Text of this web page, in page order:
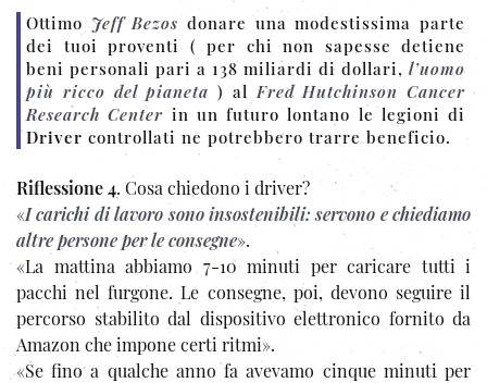
Ottimo Jeff Bezosdonare una modestissima parte
dei tuoi proventi ( per chi non sapesse detiene
beni personali pari a 138 miliardi di dollari, l’uomo
più ricco del pianeta ) alFred Hutchinson Cancer
Research Center in un futuro lontano le legioni di
Driver controllati ne potrebbero trarre beneficio.
Riflessione 4. Cosa chiedono i driver?
«I carichi di lavoro sono insostenibili: servono e chiediamo
altre persone per le consegne».
«La mattina abbiamo 7-10 minuti per caricare tutti i
pacchi nel furgone. Le consegne, poi, devono seguire il
percorso stabilito dal dispositivo elettronico fornito da
Amazon che impone certi ritmi».
«Se fino a qualche anno fa avevamo cinque minuti per